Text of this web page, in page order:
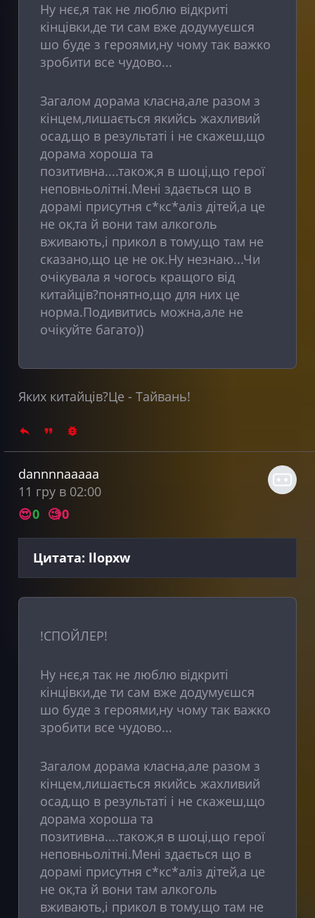
Ну нєє,я так не люблю відкриті
кінцівки,де ти сам вже додумуєшся
шо буде з героями,ну чому так важко
зробити все чудово...
Загалом дорама класна,але разом з
кінцем,лишається якийсь жахливий
осад,що в результаті і не скажеш,що
дорама хороша та
позитивна....також,я в шоці,що герої
неповньолітні.Мені здається що в
дорамі присутня с*кс*аліз дітей,а це
не ок,та й вони там алкоголь
вживають,і прикол в тому,що там не
сказано,що це не ок.Ну незнаю...Чи
очікувала я чогось кращого від
китайців?понятно,що для них це
норма.Подивитись можна,але не
очікуйте багато))
Яких китайців?Це - Тайвань!
dannnnaaaaa
11 гру в 02:00
😍0 🧐0
Цитата: llopxw
!СПОЙЛЕР!
Ну нєє,я так не люблю відкриті
кінцівки,де ти сам вже додумуєшся
шо буде з героями,ну чому так важко
зробити все чудово...
Загалом дорама класна,але разом з
кінцем,лишається якийсь жахливий
осад,що в результаті і не скажеш,що
дорама хороша та
позитивна....також,я в шоці,що герої
неповньолітні.Мені здається що в
дорамі присутня с*кс*аліз дітей,а це
не ок,та й вони там алкоголь
вживають,і прикол в тому,що там не